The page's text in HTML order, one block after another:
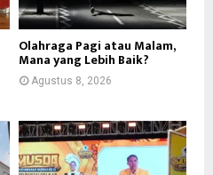
Olahraga Pagi atau Malam,
Mana yang Lebih Baik?
Agustus 8, 2026